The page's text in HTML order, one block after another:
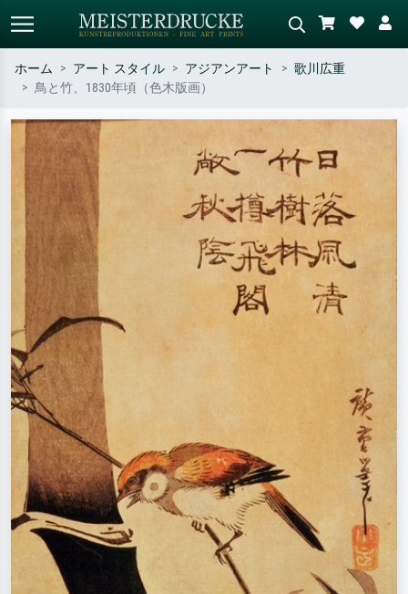
作家名・作品名・スタイルで検索
– 例：モネ、星月夜、印象派、北
斎の波、ヌード。
シーンを説明してください – 例：
緑の草原、赤の多い抽象画、暗い
油絵、木のそばの立ち姿のヌー
ホーム アート スタイル アジアンアート
歌川広重
鳥と竹、1830年頃（色木版画）